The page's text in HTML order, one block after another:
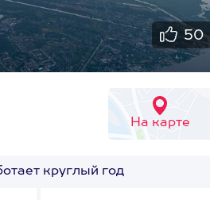
50
На карте
круглый год